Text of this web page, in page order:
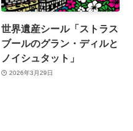
世界遺産シール「ストラス
ブールのグラン・ディルと
ノイシュタット」
2026年3月29日